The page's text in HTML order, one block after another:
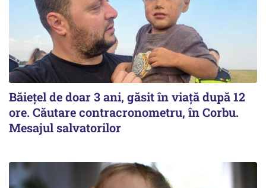
Băiețel de doar 3 ani, găsit în viață după 12
ore. Căutare contracronometru, în Corbu.
Mesajul salvatorilor